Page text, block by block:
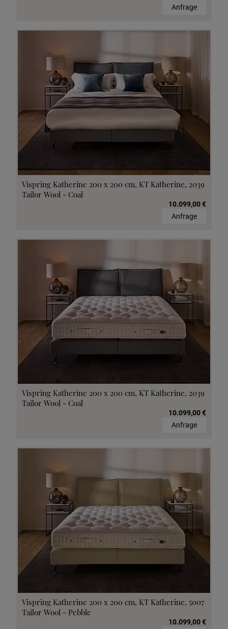
Anfrage
Vispring Katherine 200 x 200 cm, KT Katherine, 2039
Tailor Wool - Coal
10.099,00 €
Anfrage
Vispring Katherine 200 x 200 cm, KT Katherine, 2039
Tailor Wool - Coal
10.099,00 €
Anfrage
Vispring Katherine 200 x 200 cm, KT Katherine, 5007
Tailor Wool - Pebble
10.099,00 €